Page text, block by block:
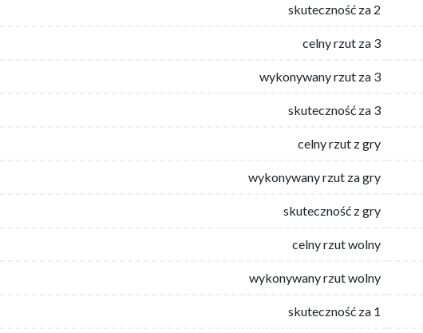
skuteczność za 2
celny rzut za 3
wykonywany rzut za 3
skuteczność za 3
celny rzut z gry
wykonywany rzut za gry
skuteczność z gry
celny rzut wolny
wykonywany rzut wolny
skuteczność za 1